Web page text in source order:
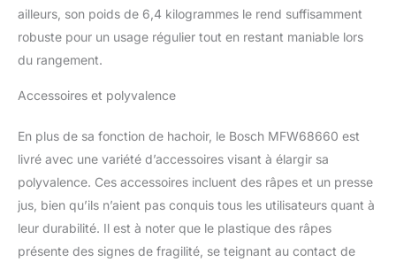
ailleurs, son poids de 6,4 kilogrammes le rend suffisamment
robuste pour un usage régulier tout en restant maniable lors
du rangement.
Accessoires et polyvalence
En plus de sa fonction de hachoir, le Bosch MFW68660 est
livré avec une variété d’accessoires visant à élargir sa
polyvalence. Ces accessoires incluent des râpes et un presse
jus, bien qu’ils n’aient pas conquis tous les utilisateurs quant à
leur durabilité. Il est à noter que le plastique des râpes
présente des signes de fragilité, se teignant au contact de